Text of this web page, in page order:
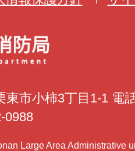
東市小柿3丁目1-1 電
0988
Large Area Administrative